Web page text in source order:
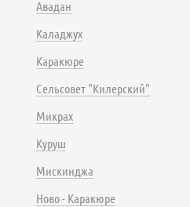
Авадан
Каладжух
Каракюре
Сельсовет "Килерский"
Микрах
Куруш
Мискинджа
Ново - Каракюре